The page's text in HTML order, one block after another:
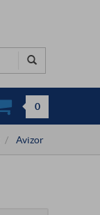
0
Avizor